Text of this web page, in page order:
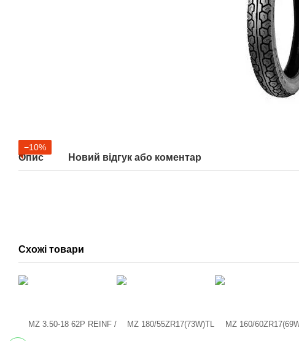
−10%
Опис Новий відгук або коментар
Схожі товари